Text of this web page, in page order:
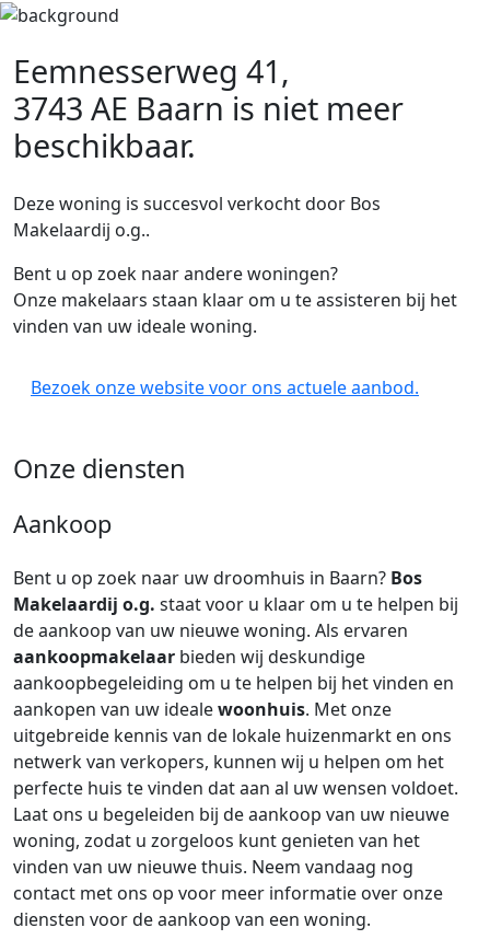
Eemnesserweg 41,
3743 AE Baarn is niet meer
beschikbaar.
Deze woning is succesvol verkocht door Bos
Makelaardij o.g..
Bent u op zoek naar andere woningen?
Onze makelaars staan klaar om u te assisteren bij het
vinden van uw ideale woning.
Bezoek onze website voor ons actuele aanbod.
Onze diensten
Aankoop
Bent u op zoek naar uw droomhuis in Baarn? Bos
Makelaardij o.g. staat voor u klaar om u te helpen bij
de aankoop van uw nieuwe woning. Als ervaren
aankoopmakelaar bieden wij deskundige
aankoopbegeleiding om u te helpen bij het vinden en
aankopen van uw idealewoonhuis. Met onze
uitgebreide kennis van de lokale huizenmarkt en ons
netwerk van verkopers, kunnen wij u helpen om het
perfecte huis te vinden dat aan al uw wensen voldoet.
Laat ons u begeleiden bij de aankoop van uw nieuwe
woning, zodat u zorgeloos kunt genieten van het
vinden van uw nieuwe thuis. Neem vandaag nog
contact met ons op voor meer informatie over onze
diensten voor de aankoop van een woning.